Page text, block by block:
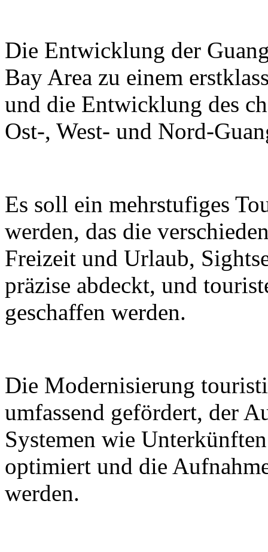
Die Entwicklung der
Bay Area zu einem
und die Entwicklung des
Ost-, West- und Nord-
Es soll ein mehrstufiges
werden, das die
Freizeit und Urlaub,
präzise abdeckt, und
geschaffen werden.
Die Modernisierung
umfassend gefördert, der
Systemen wie
optimiert und die
werden.